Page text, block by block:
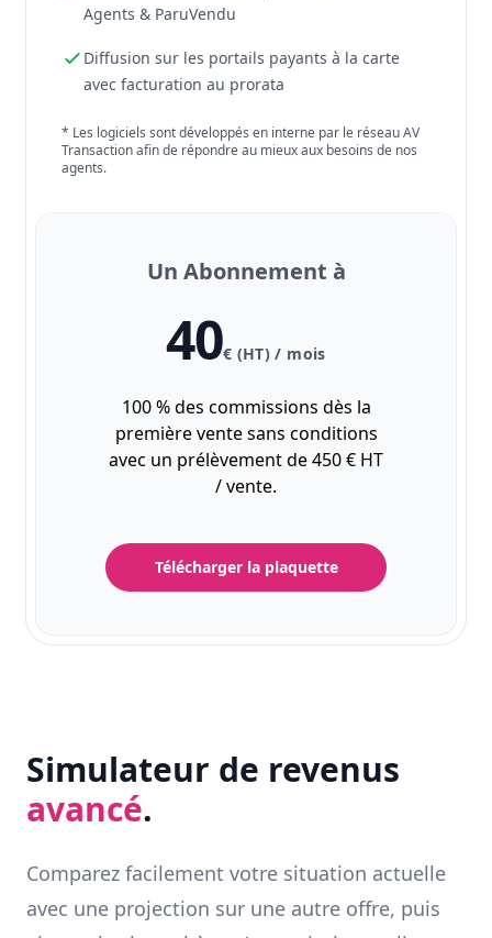
Agents & ParuVendu
Diffusion sur les portails payants à la carte
avec facturation au prorata
* Les logiciels sont développés en interne par le réseau AV
Transaction afin de répondre au mieux aux besoins de nos
agents.
Un Abonnement à
40€ (HT) / mois
100 % des commissions dès la
première vente sans conditions
avec un prélèvement de 450 € HT
/ vente.
Télécharger la plaquette
Simulateur de revenus
avancé.
Comparez facilement votre situation actuelle
avec une projection sur une autre offre, puis